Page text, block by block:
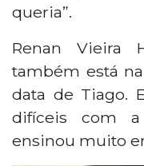
queria”.
Renan Vieira
também está
data de Tiago.
difíceis com
ensinou muito